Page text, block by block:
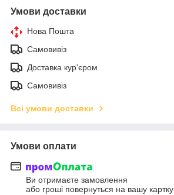
Умови доставки
Нова Пошта
Самовивіз
Доставка кур'єром
Самовивіз
Всі умови доставки
Умови оплати
Ви отримаєте замовлення
або гроші повернуться на вашу картку